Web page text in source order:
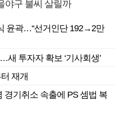
야구 불씨 살릴까
윤곽…“선거인단 192→2만
투자자 확보 ‘기사회생’
재개
기취소 속출에 PS 셈법 복